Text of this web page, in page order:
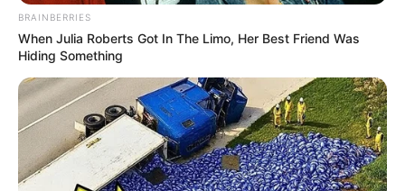
BRAINBERRIES
When Julia Roberts Got In The Limo, Her Best Friend Was
Hiding Something